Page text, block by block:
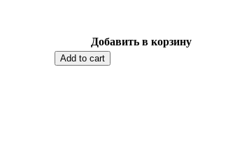
Добавить в корзину
Add to cart